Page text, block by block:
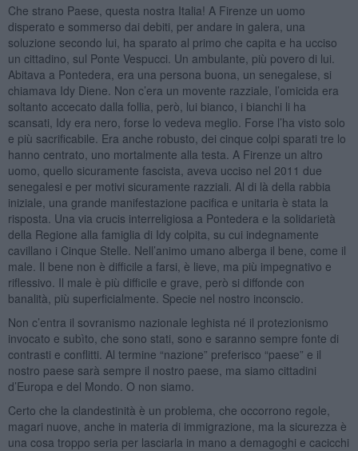
Che strano Paese, questa nostra Italia! A Firenze un uomo
disperato e sommerso dai debiti, per andare in galera, una
soluzione secondo lui, ha sparato al primo che capita e ha ucciso
un cittadino, sul Ponte Vespucci. Un ambulante, più povero di lui.
Abitava a Pontedera, era una persona buona, un senegalese, si
chiamava Idy Diene. Non c’era un movente razziale, l’omicida era
soltanto accecato dalla follia, però, lui bianco, i bianchi li ha
scansati, Idy era nero, forse lo vedeva meglio. Forse l’ha visto solo
e più sacrificabile. Era anche robusto, dei cinque colpi sparati tre lo
hanno centrato, uno mortalmente alla testa. A Firenze un altro
uomo, quello sicuramente fascista, aveva ucciso nel 2011 due
senegalesi e per motivi sicuramente razziali. Al di là della rabbia
iniziale, una grande manifestazione pacifica e unitaria è stata la
risposta. Una via crucis interreligiosa a Pontedera e la solidarietà
della Regione alla famiglia di Idy colpita, su cui indegnamente
cavillano i Cinque Stelle. Nell’animo umano alberga il bene, come il
male. Il bene non è difficile a farsi, è lieve, ma più impegnativo e
riflessivo. Il male è più difficile e grave, però si diffonde con
banalità, più superficialmente. Specie nel nostro inconscio.
Non c’entra il sovranismo nazionale leghista né il protezionismo
invocato e subìto, che sono stati, sono e saranno sempre fonte di
contrasti e conflitti. Al termine “nazione” preferisco “paese” e il
nostro paese sarà sempre il nostro paese, ma siamo cittadini
d’Europa e del Mondo. O non siamo.
Certo che la clandestinità è un problema, che occorrono regole,
magari nuove, anche in materia di immigrazione, ma la sicurezza è
una cosa troppo seria per lasciarla in mano a demagoghi e cacicchi